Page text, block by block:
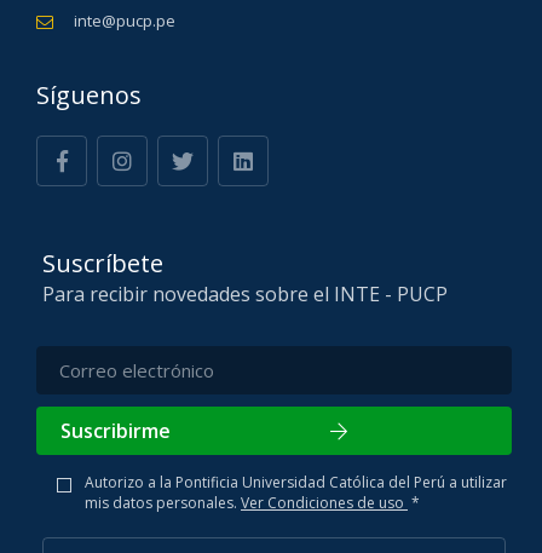
inte@pucp.pe
Síguenos
Suscríbete
Para recibir novedades sobre el INTE - PUCP
Suscribirme
Autorizo a la Pontificia Universidad Católica del Perú a utilizar
mis datos personales. Ver Condiciones de uso *